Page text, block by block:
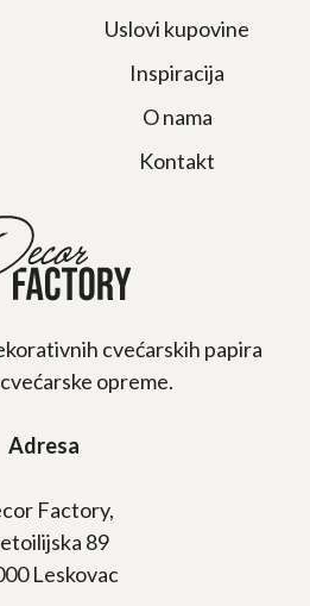
Uslovi kupovine
Inspiracija
O nama
Kontakt
cvećarskih papira
opreme.
Adresa
Factory,
89
Leskovac